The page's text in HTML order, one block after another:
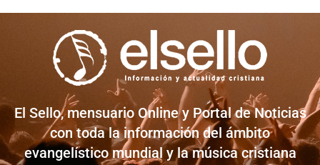
El Sello, mensuario Online y Portal de Noticias
con toda la información del ámbito
evangelístico mundial y la música cristiana